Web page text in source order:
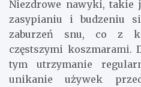
Niezdrowe nawyki, takie
zasypianiu i budzeniu
zaburzeń snu, co z
częstszymi koszmarami.
tym utrzymanie
unikanie używek